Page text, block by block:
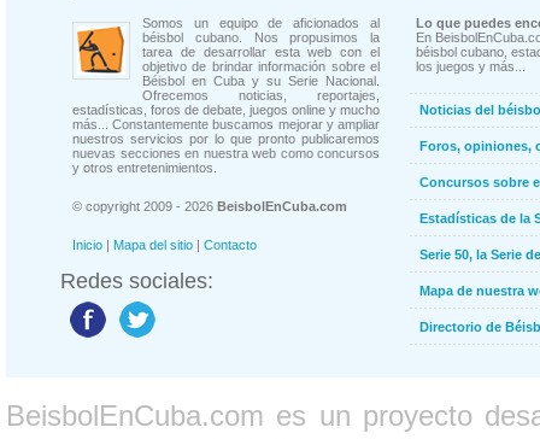
Somos un equipo de aficionados al
béisbol cubano. Nos propusimos la
tarea de desarrollar esta web con el
objetivo de brindar información sobre el
Béisbol en Cuba y su Serie Nacional.
Ofrecemos noticias, reportajes,
estadísticas, foros de debate, juegos online y mucho
más... Constantemente buscamos mejorar y ampliar
nuestros servicios por lo que pronto publicaremos
nuevas secciones en nuestra web como concursos
y otros entretenimientos.
© copyright 2009 - 2026 BeisbolEnCuba.com
Inicio | Mapa del sitio | Contacto
Redes sociales:
Lo que puedes
En
béisbol cubano,
los juegos y más...
Noticias del
Foros, opiniones,
Concursos sobre
Estadísticas de la
Serie 50, la Serie
Mapa de nuestra
Directorio de
BeisbolEnCuba.com es un proyecto